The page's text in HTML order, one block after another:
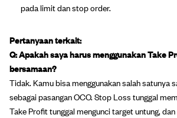
pada limit dan stop order.
Pertanyaan terkait:
Q: Apakah saya harus menggunakan Take
bersamaan?
Tidak. Kamu bisa menggunakan salah satunya
sebagai pasangan OCO. Stop Loss tunggal
Take Profit tunggal mengunci target untung,